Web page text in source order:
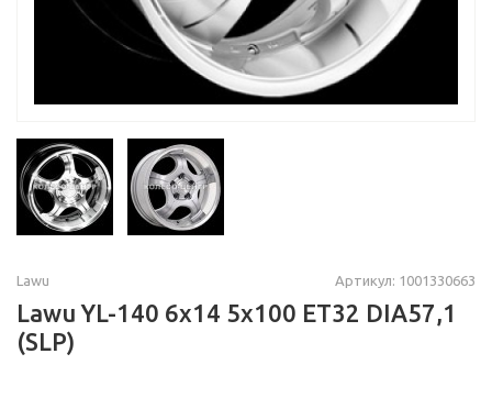
Lawu Артикул: 1001330663
Lawu YL-140 6x14 5x100 ET32 DIA57,1
(SLP)